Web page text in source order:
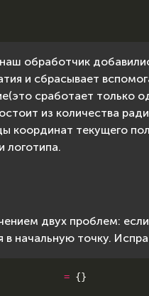
обработчик
и сбрасывает
сработает только
из количества
координат текущего
логотипа.
двух проблем:
в начальную точку.
= {}